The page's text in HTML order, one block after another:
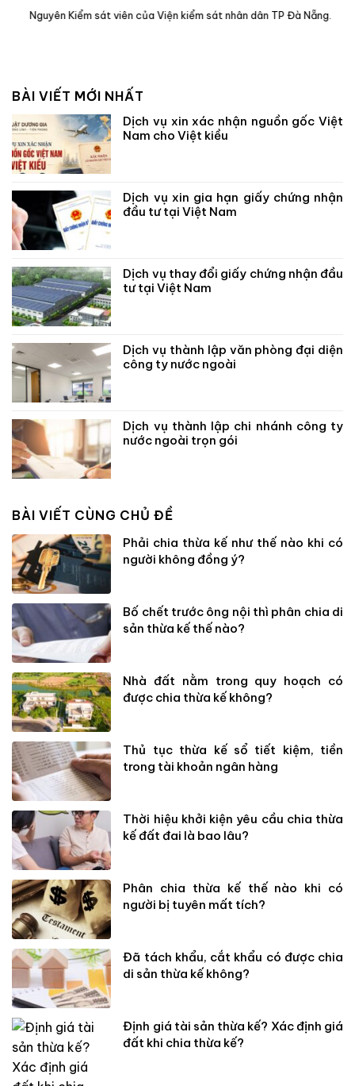
Nguyên Kiểm sát viên của Viện kiểm sát nhân dân TP Đà Nẵng.
BÀI VIẾT MỚI NHẤT
Dịch vụ xin xác nhận nguồn gốc Việt
Nam cho Việt kiều
Dịch vụ xin gia hạn giấy chứng nhận
đầu tư tại Việt Nam
Dịch vụ thay đổi giấy chứng nhận đầu
tư tại Việt Nam
Dịch vụ thành lập văn phòng đại diện
công ty nước ngoài
Dịch vụ thành lập chi nhánh công ty
nước ngoài trọn gói
BÀI VIẾT CÙNG CHỦ ĐỀ
Phải chia thừa kế như thế nào khi có
người không đồng ý?
Bố chết trước ông nội thì phân chia di
sản thừa kế thế nào?
Nhà đất nằm trong quy hoạch có
được chia thừa kế không?
Thủ tục thừa kế sổ tiết kiệm, tiền
trong tài khoản ngân hàng
Thời hiệu khởi kiện yêu cầu chia thừa
kế đất đai là bao lâu?
Phân chia thừa kế thế nào khi có
người bị tuyên mất tích?
Đã tách khẩu, cắt khẩu có được chia
di sản thừa kế không?
Định giá tài sản thừa kế? Xác định giá
đất khi chia thừa kế?